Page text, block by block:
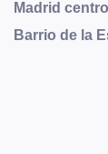
Madrid
Barrio de la